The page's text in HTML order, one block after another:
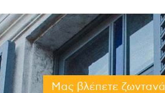
Μας βλέπετε ζωντανά